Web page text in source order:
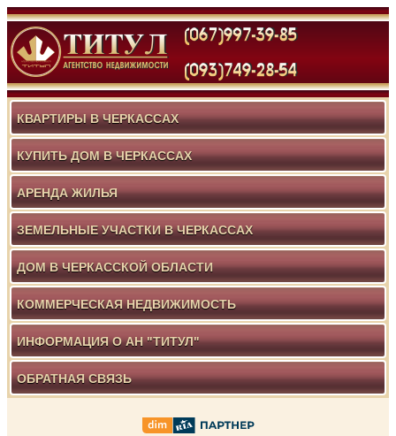
КВАРТИРЫ В ЧЕРКАССАХ
КУПИТЬ ДОМ В ЧЕРКАССАХ
АРЕНДА ЖИЛЬЯ
ЗЕМЕЛЬНЫЕ УЧАСТКИ В ЧЕРКАССАХ
ДОМ В ЧЕРКАССКОЙ ОБЛАСТИ
КОММЕРЧЕСКАЯ НЕДВИЖИМОСТЬ
ИНФОРМАЦИЯ О АН "ТИТУЛ"
ОБРАТНАЯ СВЯЗЬ